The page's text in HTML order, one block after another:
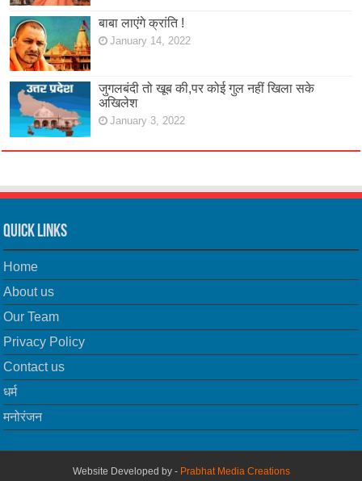
बाबा लाएंगे क्रांति !
January 14, 2022
जुगलबंदी तो खूब की,पर कोई गुल नहीं खिला सके
अखिलेश
January 3, 2022
Quick Links
Home
About us
Our Team
Privacy Policy
Contact us
धर्म
मनोरंजन
Website Developed by - Prabhat Media Creations